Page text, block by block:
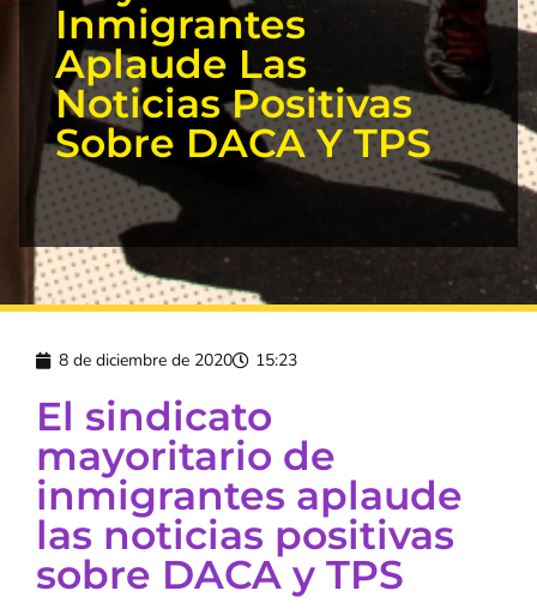
Inmigrantes
Aplaude Las
Noticias Positivas
Sobre DACA Y TPS
8 de diciembre de 2020 15:23
El sindicato
mayoritario de
inmigrantes aplaude
las noticias positivas
sobre DACA y TPS